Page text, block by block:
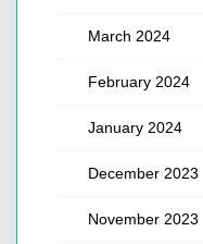
March 2024
February 2024
January 2024
December 2023
November 2023